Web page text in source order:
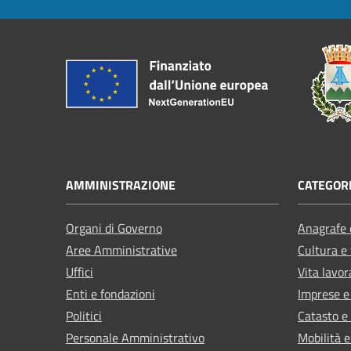
AMMINISTRAZIONE
Organi di Governo
Aree Amministrative
Uffici
Enti e fondazioni
Politici
Personale Amministrativo
Cultura
Vita
Imprese
Catasto
Mobilità